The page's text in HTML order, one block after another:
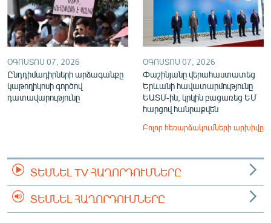
ՕԳՈՍՏՈՍ 07, 2026
Ընդդիմադիրների արձագանքը
կաթողիկոսի գործով
դատավարությունը
ՕԳՈՍՏՈՍ 07, 2026
Փաշինյանը վերահաստատեց
Երևանի հավատարմությունը
ԵԱՏՄ-ին, կրկին բացառեց ԵՄ
հարցով հանրաքվեն
Բոլոր հեռարձակումների արխիվը
ՏԵՍՆԵԼ TV ՀԱՂՈՐԴՈՒՄՆԵՐԸ
ՏԵՍՆԵԼ ՀԱՂՈՐԴՈՒՄՆԵՐԸ